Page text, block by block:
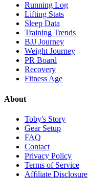
Running Log
Lifting Stats
Sleep Data
Training Trends
BJJ Journey
Weight Journey
PR Board
Recovery
Fitness Age
About
Toby's Story
Gear Setup
FAQ
Contact
Privacy Policy
Terms of Service
Affiliate Disclosure